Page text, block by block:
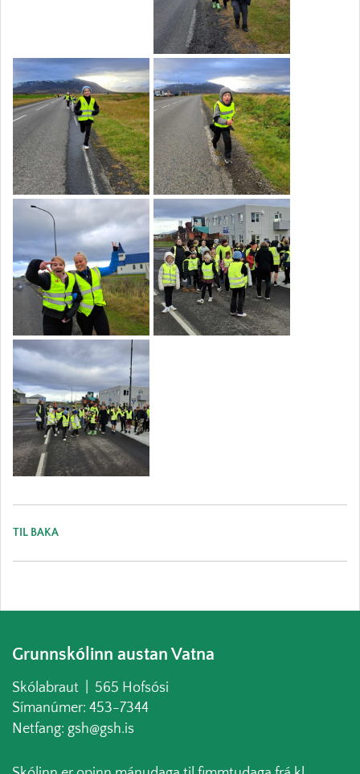
TIL BAKA
Grunnskólinn austan Vatna
Skólabraut | 565 Hofsósi
Símanúmer: 453-7344
Netfang: gsh@gsh.is